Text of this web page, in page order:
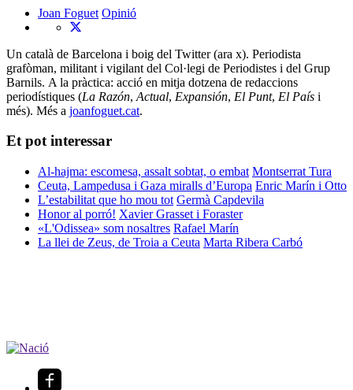
Joan Foguet Opinió
Un català de Barcelona i boig del Twitter (ara x). Periodista
grafòman, militant i vigilant del Col·legi de Periodistes i del Grup
Barnils. A la pràctica: acció en mitja dotzena de redaccions
periodístiques (La Razón, Actual, Expansión, El Punt, El País i
més). Més a joanfoguet.cat.
Et pot interessar
Al-hajma: escomesa, assalt sobtat, o embat Montserrat Tura
Ceuta, Lampedusa i Gaza miralls d’Europa Enric Marín i Otto
L’estabilitat que ho mou tot Germà Capdevila
Honor al porró! Xavier Grasset i Foraster
«L'Odissea» som nosaltres Rafael Marín
La llei de Zeus, de Troia a Ceuta Marta Ribera Carbó